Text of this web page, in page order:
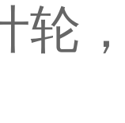
轮